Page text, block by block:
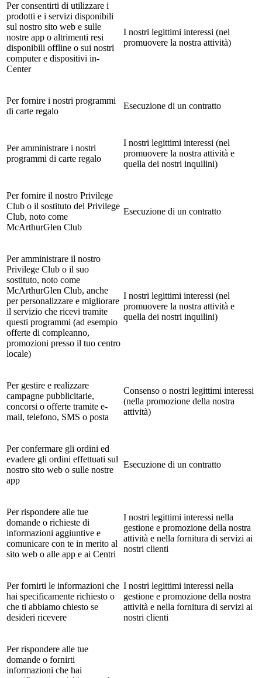
Per consentirti di utilizzare i
prodotti e i servizi disponibili
sul nostro sito web e sulle
nostre app o altrimenti resi
disponibili offline o sui nostri
computer e dispositivi in-
Center
I nostri legittimi interessi (nel
promuovere la nostra attività)
Per fornire i nostri programmi
di carte regalo
Esecuzione di un contratto
Per amministrare i nostri
programmi di carte regalo
I nostri legittimi interessi (nel
promuovere la nostra attività e
quella dei nostri inquilini)
Per fornire il nostro Privilege
Club o il sostituto del Privilege
Club, noto come
McArthurGlen Club
Esecuzione di un contratto
Per amministrare il nostro
Privilege Club o il suo
sostituto, noto come
McArthurGlen Club, anche
per personalizzare e migliorare
il servizio che ricevi tramite
questi programmi (ad esempio
offerte di compleanno,
promozioni presso il tuo centro
locale)
I nostri legittimi interessi (nel
promuovere la nostra attività e
quella dei nostri inquilini)
Per gestire e realizzare
campagne pubblicitarie,
concorsi o offerte tramite e-
mail, telefono, SMS o posta
Consenso o nostri legittimi interessi
(nella promozione della nostra
attività)
Per confermare gli ordini ed
evadere gli ordini effettuati sul
nostro sito web o sulle nostre
app
Esecuzione di un contratto
Per rispondere alle tue
domande o richieste di
informazioni aggiuntive e
comunicare con te in merito al
sito web o alle app e ai Centri
I nostri legittimi interessi nella
gestione e promozione della nostra
attività e nella fornitura di servizi ai
nostri clienti
Per fornirti le informazioni che
hai specificamente richiesto o
che ti abbiamo chiesto se
desideri ricevere
I nostri legittimi interessi nella
gestione e promozione della nostra
attività e nella fornitura di servizi ai
nostri clienti
Per rispondere alle tue
domande o fornirti
informazioni che hai